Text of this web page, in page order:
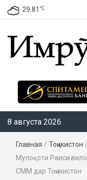
29.81 ℃
8 августа 2026
Главная / Тоҷикистон /
Мулоқоти Раиси
СММ дар Тоҷикистон